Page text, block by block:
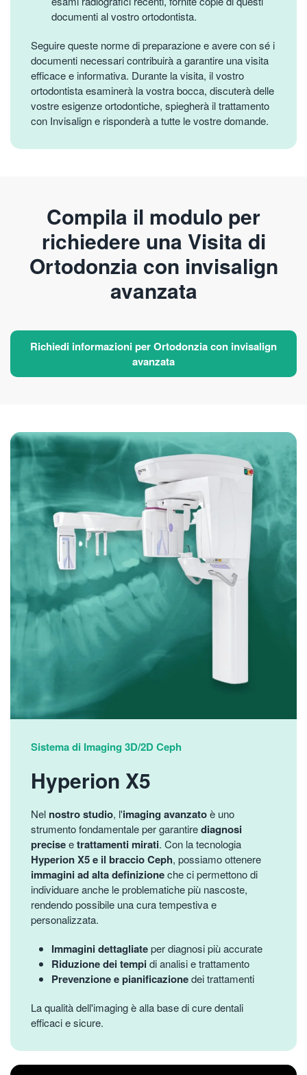
documenti al vostro ortodontista.
Seguire queste norme di preparazione e avere con sé i
documenti necessari contribuirà a garantire una visita
efficace e informativa. Durante la visita, il vostro
ortodontista esaminerà la vostra bocca, discuterà delle
vostre esigenze ortodontiche, spiegherà il trattamento
con Invisalign e risponderà a tutte le vostre domande.
Compila il modulo per
richiedere una Visita di
Ortodonzia con invisalign
avanzata
Richiedi informazioni per Ortodonzia con invisalign
avanzata
Sistema di Imaging 3D/2D Ceph
Hyperion X5
Nel nostro studio, l'imaging avanzatoè uno
strumento fondamentale per garantirediagnosi
preciseetrattamenti mirati. Con la tecnologia
Hyperion X5 e il braccio Ceph, possiamo ottenere
immagini ad alta definizioneche ci permettono di
individuare anche le problematiche più nascoste,
rendendo possibile una cura tempestiva e
personalizzata.
Immagini dettagliateper diagnosi più accurate
Riduzione dei tempidi analisi e trattamento
Prevenzione e pianificazionedei trattamenti
La qualità dell'imaging è alla base di cure dentali
efficaci e sicure.